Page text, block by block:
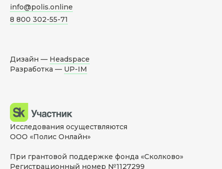
info@polis.online
8 800 302-55-71
Дизайн — Headspace
Разработка — UP-IM
Исследования осуществляются
ООО «Полис Онлайн»
При грантовой поддержке фонда «Сколково»
Регистрационный номер №1127299